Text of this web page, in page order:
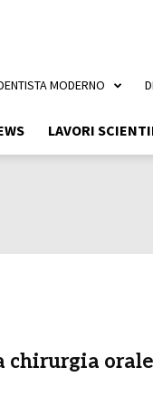
LAVORI
MODERNO
chirurgia